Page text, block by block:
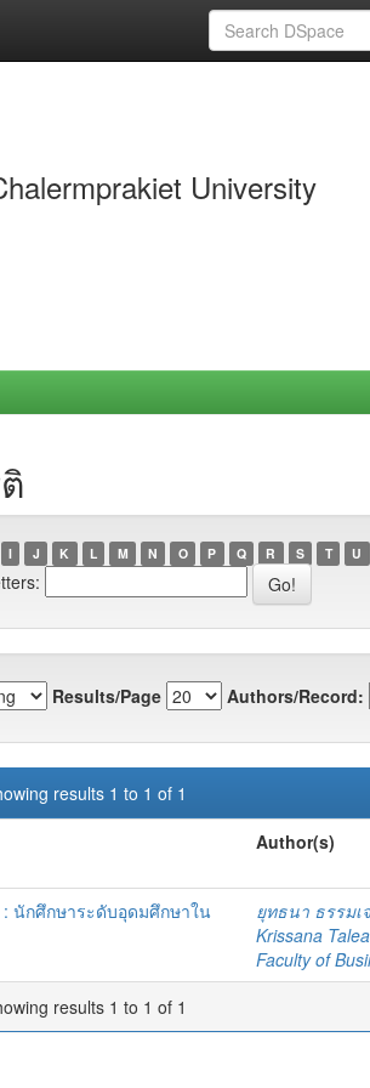
University
I J K L M N O P Q R S T U
Results/Page Authors/Record:
results 1 to 1 of 1
Author(s)
นักศึกษาระดับอุดมศึกษาใน
ยุทธนา ธรรมเ
Krissana
Faculty of
results 1 to 1 of 1